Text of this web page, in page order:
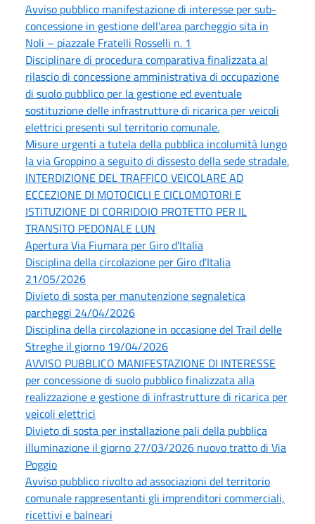
Avviso pubblico manifestazione di interesse per sub-
concessione in gestione dell’area parcheggio sita in
Noli – piazzale Fratelli Rosselli n. 1
Disciplinare di procedura comparativa finalizzata al
rilascio di concessione amministrativa di occupazione
di suolo pubblico per la gestione ed eventuale
sostituzione delle infrastrutture di ricarica per veicoli
elettrici presenti sul territorio comunale.
Misure urgenti a tutela della pubblica incolumità lungo
la via Groppino a seguito di dissesto della sede stradale.
INTERDIZIONE DEL TRAFFICO VEICOLARE AD
ECCEZIONE DI MOTOCICLI E CICLOMOTORI E
ISTITUZIONE DI CORRIDOIO PROTETTO PER IL
TRANSITO PEDONALE LUN
Apertura Via Fiumara per Giro d'Italia
Disciplina della circolazione per Giro d'Italia
21/05/2026
Divieto di sosta per manutenzione segnaletica
parcheggi 24/04/2026
Disciplina della circolazione in occasione del Trail delle
Streghe il giorno 19/04/2026
AVVISO PUBBLICO MANIFESTAZIONE DI INTERESSE
per concessione di suolo pubblico finalizzata alla
realizzazione e gestione di infrastrutture di ricarica per
veicoli elettrici
Divieto di sosta per installazione pali della pubblica
illuminazione il giorno 27/03/2026 nuovo tratto di Via
Poggio
Avviso pubblico rivolto ad associazioni del territorio
comunale rappresentanti gli imprenditori commerciali,
ricettivi e balneari